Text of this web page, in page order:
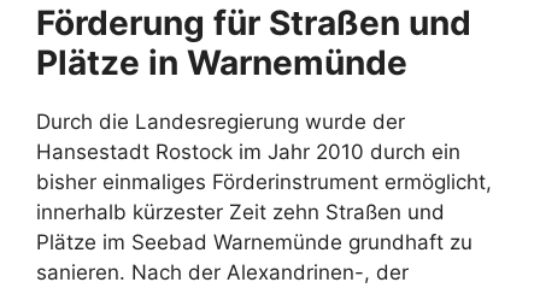
Förderung für Straßen und
Plätze in Warnemünde
Durch die Landesregierung wurde der
Hansestadt Rostock im Jahr 2010 durch ein
bisher einmaliges Förderinstrument ermöglicht,
innerhalb kürzester Zeit zehn Straßen und
Plätze im Seebad Warnemünde grundhaft zu
sanieren. Nach der Alexandrinen-, der